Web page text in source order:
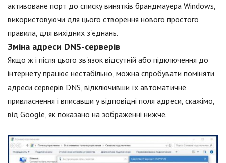
активоване порт до списку винятків брандмауера Windows,
використовуючи для цього створення нового простого
правила, для вихідних з'єднань.
Зміна адреси DNS-серверів
Якщо ж і після цього зв'язок відсутній або підключення до
інтернету працює нестабільно, можна спробувати поміняти
адреси серверів DNS, відключивши їх автоматичне
привласнення і вписавши у відповідні поля адреси, скажімо,
від Google, як показано на зображенні нижче.